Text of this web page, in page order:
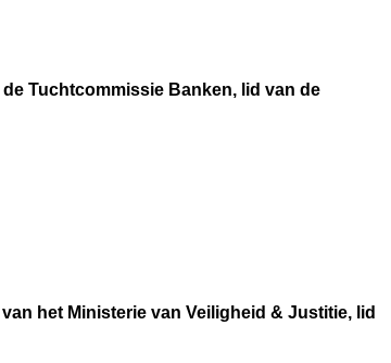
Tuchtcommissie Banken, lid van de
het Ministerie van Veiligheid & Justitie, lid